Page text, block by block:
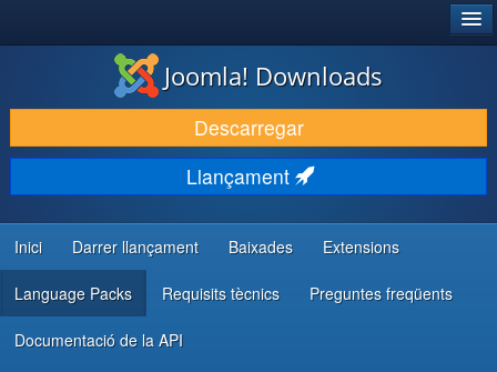
DESCARREGA & AMPLIA
DESCOBRIR & APRENDRE
COMUNITAT & SUPORT
RECURSOS PER DESENVOLUPADORS/ES
Joomla! Downloads
Descarregar
Llançament
Inici Darrer llançament Baixades Extensions
Language Packs Requisits tècnics Preguntes freqüents
Documentació de la API